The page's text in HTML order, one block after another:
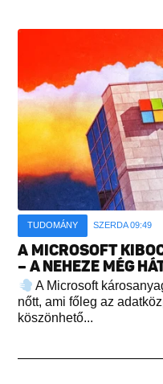
TUDOMÁNY SZERDA 09:49
A MICROSOFT
– A NEHEZE MÉG
A Microsoft
nőtt, ami főleg az
köszönhető...